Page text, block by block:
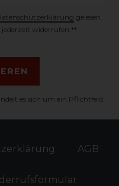
gelesen
widerrufen.**
es sich um ein Pflichtfeld.
AGB